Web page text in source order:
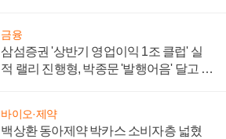
금융
삼섬증권 '상반기 영업이익 1조 클럽' 실
적 랠리 진행형, 박종문 '발행어음' 달고 연
바이오·제약
백상환 동아제약 박카스 소비자층 넓혔